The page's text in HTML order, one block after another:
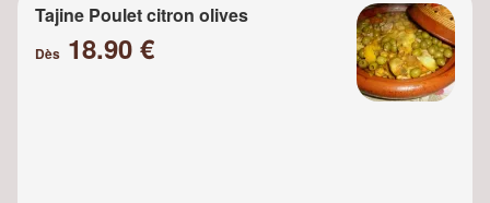
Tajine Poulet citron olives
Dès 18.90 €